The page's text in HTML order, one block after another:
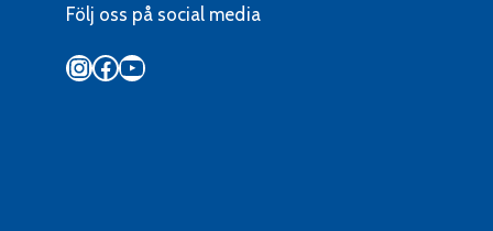
Följ oss på social media
Instagram
Facebook
YouTube